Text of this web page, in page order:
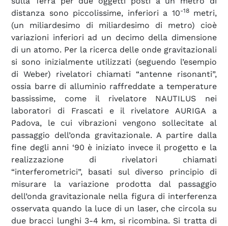
distanza sono piccolissime, inferiori a 10-18metri,
(un miliardesimo di miliardesimo di metro) cioè
variazioni inferiori ad un decimo della dimensione
di un atomo. Per la ricerca delle onde gravitazionali
si sono inizialmente utilizzati (seguendo l’esempio
di Weber) rivelatori chiamati “antenne risonanti”,
ossia barre di alluminio raffreddate a temperature
bassissime, come il rivelatore NAUTILUS nei
laboratori di Frascati e il rivelatore AURIGA a
Padova, le cui vibrazioni vengono sollecitate al
passaggio dell’onda gravitazionale. A partire dalla
fine degli anni ‘90 è iniziato invece il progetto e la
realizzazione di rivelatori chiamati
“interferometrici”, basati sul diverso principio di
misurare la variazione prodotta dal passaggio
dell’onda gravitazionale nella figura di interferenza
osservata quando la luce di un laser, che circola su
due bracci lunghi 3-4 km, si ricombina. Si tratta di